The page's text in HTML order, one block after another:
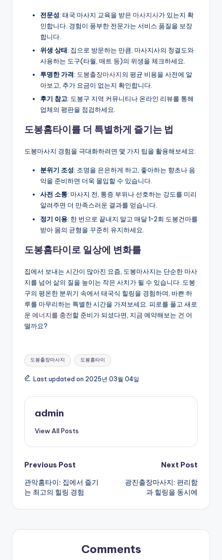
전문성: 태국 마사지 교육을 받은 마사지사가 있는지 확
인합니다. 경험이 풍부한 전문가는 서비스 품질을 보장
합니다.
위생 상태: 집으로 방문하는 만큼, 마사지사의 청결도와
사용하는 도구(타월, 매트 등)의 위생을 체크하세요.
투명한 가격: 도봉출장마사지의 평균 비용을 사전에 알
아보고, 추가 요금이 없는지 확인합니다.
후기 참고: 도봉구 지역 커뮤니티나 온라인 리뷰를 통해
업체의 평판을 점검하세요.
도봉홈타이를 더 특별하게 즐기는 법
도봉마사지 경험을 극대화하려면 몇 가지 팁을 활용해보세요:
분위기 조성: 조명을 은은하게 하고, 좋아하는 향초나 음
악을 준비하면 더욱 몰입할 수 있습니다.
사전 소통: 마사지 전, 통증 부위나 선호하는 강도를 미리
알려주면 더 만족스러운 결과를 얻습니다.
정기 이용: 한 번으로 끝내지 말고 매달 1~2회 도봉건마를
받아 몸의 균형을 꾸준히 유지하세요.
도봉홈타이로 일상에 변화를
집에서 보내는 시간이 많아진 요즘, 도봉마사지는 단순한 마사
지를 넘어 삶의 질을 높이는 작은 사치가 될 수 있습니다. 도봉
구의 평온한 분위기 속에서 태국식 힐링을 경험하며, 바쁜 하
루를 마무리하는 특별한 시간을 가져보세요. 피로를 풀고 새로
운 에너지를 충전할 준비가 되셨다면, 지금 예약해보는 건 어
떨까요?
Tags:
도봉출장마사지 도봉홈타이
Last updated on 2025년 03월 04일
admin
View All Posts
Post
navigation
Previous Post
관악홈타이: 집에서 즐기
는 최고의 힐링 경험
Next Post
광진출장마사지: 편리함
과 힐링을 동시에
Comments